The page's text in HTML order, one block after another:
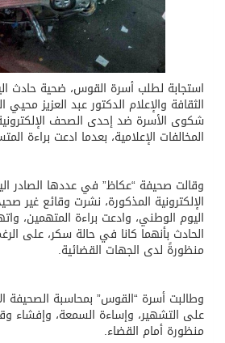
استجابة لطلب أسرة القوس، ضحية حادث
الثقافة والإعلام الدكتور عبد العزيز محيي
شكوى الأسرة ضد إحدى الصحف
المخالفات الإعلامية، بعدما ادعت براءة
وقالت صحيفة “عكاظ” في عددها الصادر
الإلكترونية المذكورة، نشرت وقائع غير
اليوم الوطني، وادعت براءة المتهمين،
الحادث بأنهما كانا في حالة سكر، على
منظورةً لدى الجهات القضائية.
وطالبت أسرة “القوس” بمحاسبة الصحيفة
على التشهير، وإساءة السمعة، وإفشاء
منظورة أمام القضاء.